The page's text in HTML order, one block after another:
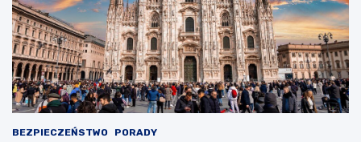
BEZPIECZEŃSTWO PORADY